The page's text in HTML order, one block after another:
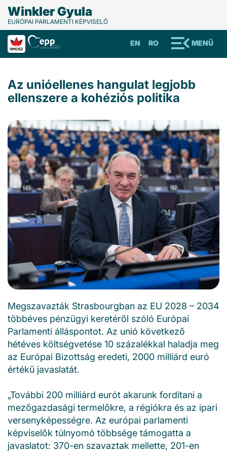
Winkler Gyula
EURÓPAI PARLAMENTI KÉPVISELŐ
MENÜ
RO
EN
Az unióellenes hangulat legjobb
ellenszere a kohéziós politika
Megszavazták Strasbourgban az EU 2028 – 2034
többéves pénzügyi keretéről szóló Európai
Parlamenti álláspontot. Az unió következő
hétéves költségvetése 10 százalékkal haladja meg
az Európai Bizottság eredeti, 2000 milliárd euró
értékű javaslatát.
„További 200 milliárd eurót akarunk fordítani a
mezőgazdasági termelőkre, a régiókra és az ipari
versenyképességre. Az európai parlamenti
képviselők túlnyomó többsége támogatta a
javaslatot: 370-en szavaztak mellette, 201-en